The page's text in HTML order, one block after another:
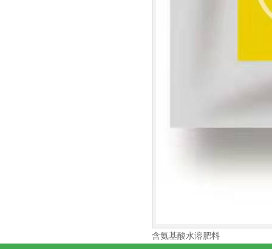
含氨基酸水溶肥料